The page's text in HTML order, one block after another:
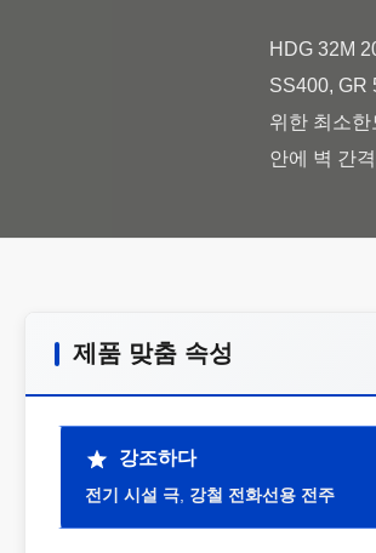
HDG 32M
SS400, GR
위한 최소
제품 맞춤 속성
강조하다
전기 시설 극 강철 전화선용 전주